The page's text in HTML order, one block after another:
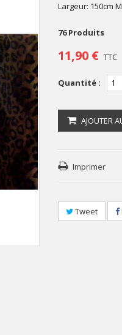
Largeur: 150cm
76 Produits
11,90 € TTC
Quantité :
AJOUTER
Imprimer
Tweet